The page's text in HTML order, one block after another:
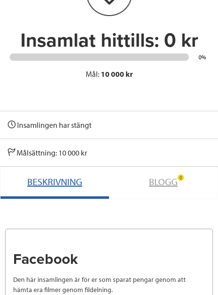
n
Insamlat hittills: 0 kr
0%
Mål: 10 000 kr
Insamlingen har stängt
Målsättning: 10 000 kr
BESKRIVNING BLOGG 0
Facebook
Den här insamlingen är för er som sparat pengar genom att
hämta era filmer genom fildelning.